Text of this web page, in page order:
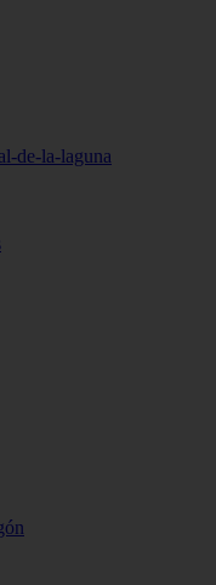
de-la-laguna